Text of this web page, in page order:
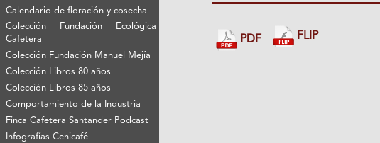
Calendario de floración y cosecha
Colección Fundación Ecológica
Cafetera
Colección Fundación Manuel Mejía
Colección Libros 80 años
Colección Libros 85 años
Comportamiento de la Industria
Finca Cafetera Santander Podcast
Infografías Cenicafé
PDF FLIP